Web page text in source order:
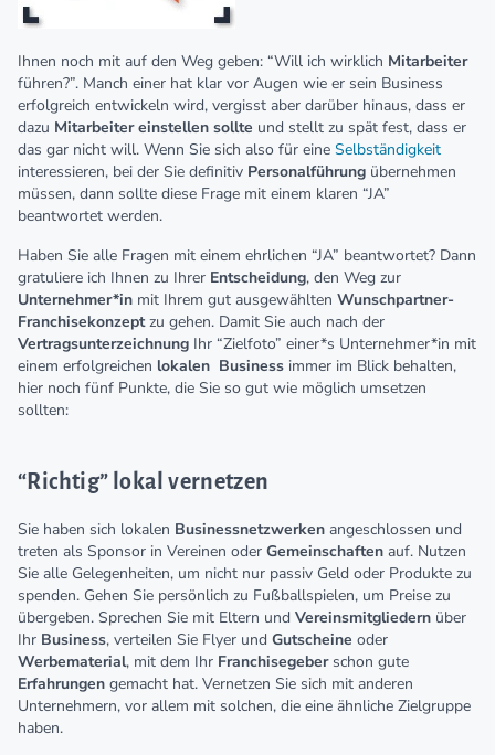
Ihnen noch mit auf den Weg geben: “Will ich wirklich Mitarbeiter
führen?”. Manch einer hat klar vor Augen wie er sein Business
erfolgreich entwickeln wird, vergisst aber darüber hinaus, dass er
dazu Mitarbeiter einstellen sollte und stellt zu spät fest, dass er
das gar nicht will. Wenn Sie sich also für eine Selbständigkeit
interessieren, bei der Sie definitiv Personalführung übernehmen
müssen, dann sollte diese Frage mit einem klaren “JA”
beantwortet werden.
Haben Sie alle Fragen mit einem ehrlichen “JA” beantwortet? Dann
gratuliere ich Ihnen zu Ihrer Entscheidung, den Weg zur
Unternehmer*in mit Ihrem gut ausgewählten Wunschpartner-
Franchisekonzeptzu gehen. Damit Sie auch nach der
Vertragsunterzeichnung Ihr “Zielfoto” einer*s Unternehmer*in mit
einem erfolgreichen lokalen Business immer im Blick behalten,
hier noch fünf Punkte, die Sie so gut wie möglich umsetzen
sollten:
“Richtig” lokal vernetzen
Sie haben sich lokalen Businessnetzwerken angeschlossen und
treten als Sponsor in Vereinen oder Gemeinschaften auf. Nutzen
Sie alle Gelegenheiten, um nicht nur passiv Geld oder Produkte zu
spenden. Gehen Sie persönlich zu Fußballspielen, um Preise zu
übergeben. Sprechen Sie mit Eltern und Vereinsmitgliedern über
Ihr Business, verteilen Sie Flyer und Gutscheine oder
Werbematerial, mit dem Ihr Franchisegeberschon gute
Erfahrungen gemacht hat. Vernetzen Sie sich mit anderen
Unternehmern, vor allem mit solchen, die eine ähnliche Zielgruppe
haben.